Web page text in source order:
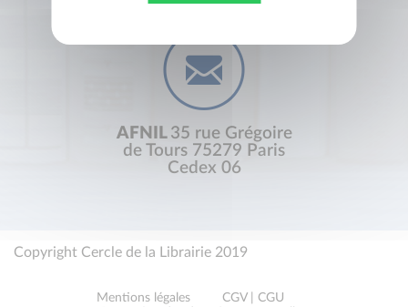
AFNIL 35 rue Grégoire
de Tours 75279 Paris
Cedex 06
Copyright Cercle de la Librairie 2019
Mentions légales
CGV | CGU